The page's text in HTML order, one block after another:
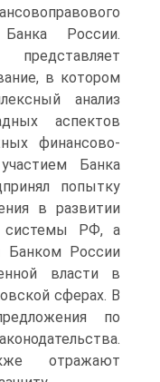
Банка России.
в котором
анализ
аспектов
финансово-
Банка
попытку
в развитии
системы РФ, а
Банком России
власти в
сферах. В
по
отражают